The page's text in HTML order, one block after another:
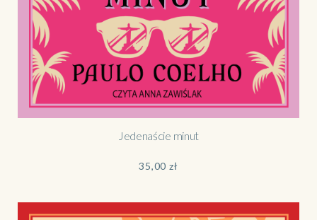
Jedenaście minut
35,00zł